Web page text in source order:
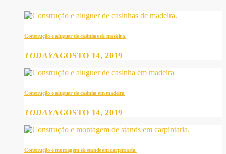
Construção e aluguer de casinhas de madeira.
TODAYAGOSTO 14, 2019
Construção e aluguer de casinha em madeira
TODAYAGOSTO 14, 2019
Construção e montagem de stands em carpintaria.